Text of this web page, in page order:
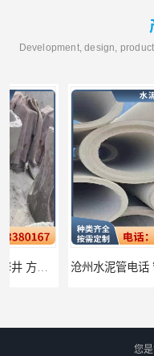
Development, design,
您